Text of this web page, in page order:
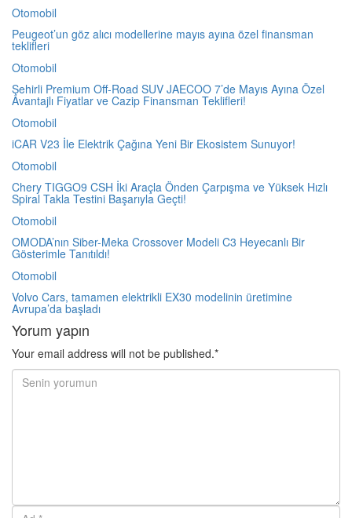
Otomobil
Peugeot’un göz alıcı modellerine mayıs ayına özel finansman
teklifleri
Otomobil
Şehirli Premium Off-Road SUV JAECOO 7’de Mayıs Ayına Özel
Avantajlı Fiyatlar ve Cazip Finansman Teklifleri!
Otomobil
iCAR V23 İle Elektrik Çağına Yeni Bir Ekosistem Sunuyor!
Otomobil
Chery TIGGO9 CSH İki Araçla Önden Çarpışma ve Yüksek Hızlı
Spiral Takla Testini Başarıyla Geçti!
Otomobil
OMODA’nın Siber-Meka Crossover Modeli C3 Heyecanlı Bir
Gösterimle Tanıtıldı!
Otomobil
Volvo Cars, tamamen elektrikli EX30 modelinin üretimine
Avrupa’da başladı
Yorum yapın
Your email address will not be published.*